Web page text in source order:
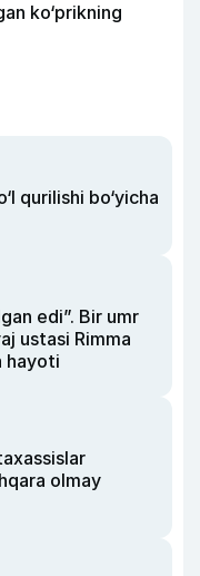
ko‘prikning
qurilishi bo‘yicha
edi”. Bir umr
ustasi Rimma
hayoti
olmay